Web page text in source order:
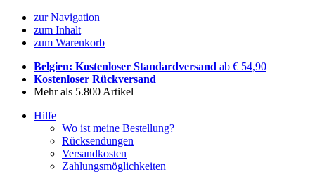
zur Navigation
zum Inhalt
zum Warenkorb
Belgien: Kostenloser Standardversand ab € 54,90
Kostenloser Rückversand
Mehr als 5.800 Artikel
Hilfe
Wo ist meine Bestellung?
Rücksendungen
Versandkosten
Zahlungsmöglichkeiten